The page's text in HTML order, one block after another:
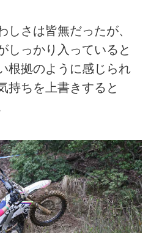
しさは皆無だったが、
しっかり入っていると
根拠のように感じられ
持ちを上書きすると